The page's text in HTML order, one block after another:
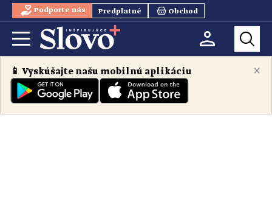
Podporte nás Predplatné Obchod
×
📱 Vyskúšajte našu mobilnú aplikáciu